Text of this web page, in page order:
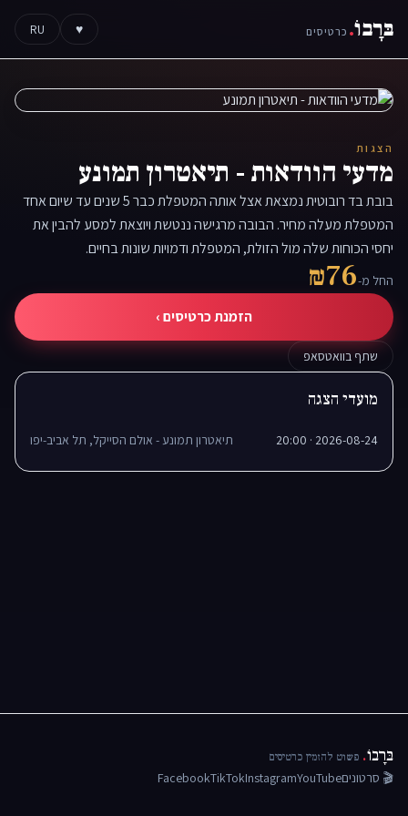
בּרָבוֹ. כרטיסים ♥
RU
הצגות
מדעי הוודאות - תיאטרון תמונע
בובת בד רובוטית נמצאת אצל אותה המטפלת כבר 5 שנים עד שיום אחד
המטפלת מעלה מחיר. הבובה מרגישה ננטשת ויוצאת למסע להבין את
יחסי הכוחות שלה מול הזולת, המטפלת ודמויות שונות בחיים.
החל מ-₪76
הזמנת כרטיסים ›
שתף בוואטסאפ
מועדי הצגה
2026-08-24 · 20:00 תיאטרון תמונע - אולם הסייקל, תל אביב-יפו
בּרָבוֹ. פשוט להזמין כרטיסים
🎬 סרטוניםYouTube
Instagram
TikTok
Facebook